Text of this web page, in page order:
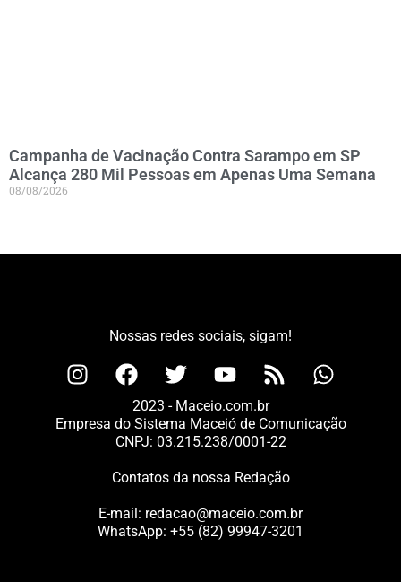
Campanha de Vacinação Contra Sarampo em SP
Alcança 280 Mil Pessoas em Apenas Uma Semana
08/08/2026
Nossas redes sociais, sigam!
2023 - Maceio.com.br
Empresa do Sistema Maceió de Comunicação
CNPJ: 03.215.238/0001-22
Contatos da nossa Redação
E-mail: redacao@maceio.com.br
WhatsApp: +55 (82) 99947-3201